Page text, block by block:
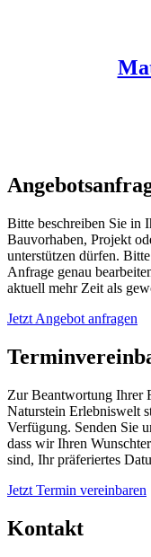
Bitte beschreiben Sie in
Bauvorhaben, Projekt
unterstützen dürfen.
Anfrage genau
aktuell mehr Zeit als
Jetzt Angebot anfragen
Zur Beantwortung Ihrer
Naturstein Erlebniswelt
Verfügung. Senden Sie
dass wir Ihren
sind, Ihr präferiertes
Jetzt Termin vereinbaren
Kontakt